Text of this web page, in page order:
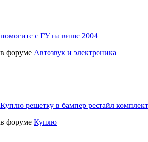
помогите с ГУ на више 2004
в форуме Автозвук и электроника
Куплю решетку в бампер рестайл
в форуме Куплю